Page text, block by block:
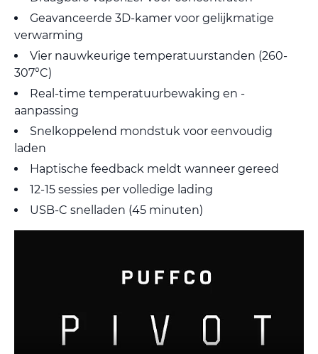
Geavanceerde 3D-kamer voor gelijkmatige
verwarming
Vier nauwkeurige temperatuurstanden (260-
307°C)
Real-time temperatuurbewaking en -
aanpassing
Snelkoppelend mondstuk voor eenvoudig
laden
Haptische feedback meldt wanneer gereed
12-15 sessies per volledige lading
USB-C snelladen (45 minuten)